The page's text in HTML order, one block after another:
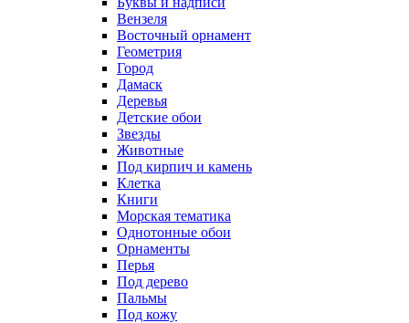
Вензеля
Восточный орнамент
Геометрия
Город
Дамаск
Деревья
Детские обои
Звезды
Животные
Под кирпич и камень
Клетка
Книги
Морская тематика
Однотонные обои
Орнаменты
Перья
Под дерево
Пальмы
Под кожу